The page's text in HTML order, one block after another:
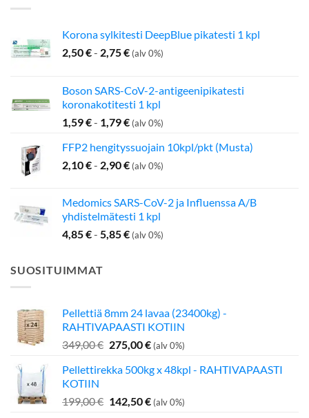
Korona sylkitesti DeepBlue pikatesti 1 kpl
2,50€- 2,75€ (alv 0%)
Boson SARS-CoV-2-antigeenipikatesti
koronakotitesti 1 kpl
1,59€- 1,79€ (alv 0%)
FFP2 hengityssuojain 10kpl/pkt (Musta)
2,10€- 2,90€ (alv 0%)
Medomics SARS-CoV-2 ja Influenssa A/B
yhdistelmätesti 1 kpl
4,85€- 5,85€ (alv 0%)
SUOSITUIMMAT
Pellettiä 8mm 24 lavaa (23400kg) -
RAHTIVAPAASTI KOTIIN
349,00€ Alkuperäinen
oli:
275,00€Nykyinen
on:
(alv 0%)
Pellettirekka 500kg x 48kpl - RAHTIVAPAASTI
KOTIIN
199,00€ Alkuperäinen
142,50€Nykyinen
(alv 0%)